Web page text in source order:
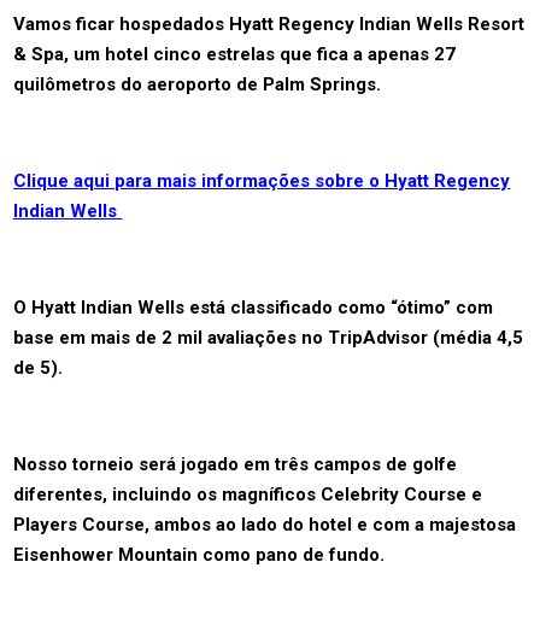
Vamos ficar hospedados Hyatt Regency Indian Wells Resort
& Spa, um hotel cinco estrelas que fica a apenas 27
quilômetros do aeroporto de Palm Springs.
Clique aqui para mais informações sobre o Hyatt Regency
Indian Wells
O Hyatt Indian Wells está classificado como “ótimo” com
base em mais de 2 mil avaliações no TripAdvisor (média 4,5
de 5).
Nosso torneio será jogado em três campos de golfe
diferentes, incluindo os magníficos Celebrity Course e
Players Course, ambos ao lado do hotel e com a majestosa
Eisenhower Mountain como pano de fundo.